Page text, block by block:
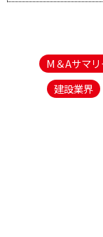
M＆Aサマリ
建設業界